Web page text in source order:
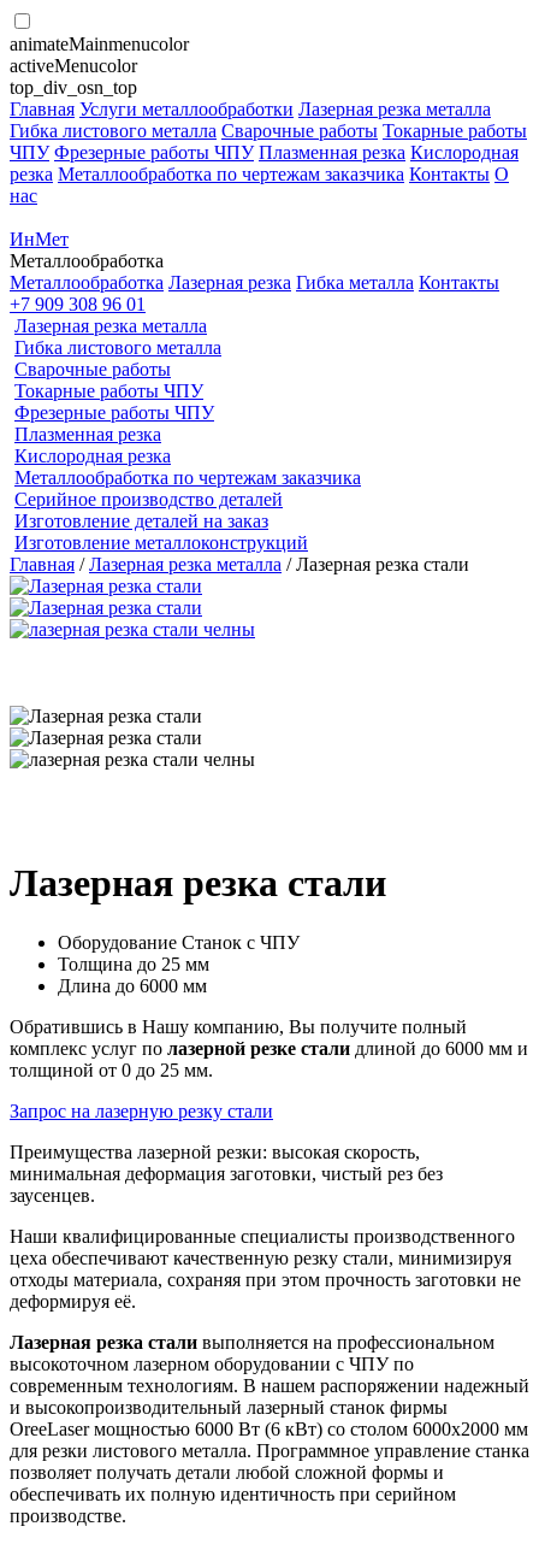
animateMainmenucolor
activeMenucolor
top_div_osn_top
Главная Услуги металлообработки Лазерная резка металла
Гибка листового металла Сварочные работы Токарные работы
ЧПУ Фрезерные работы ЧПУ Плазменная резка Кислородная
резка Металлообработка по чертежам заказчика Контакты О
нас
ИнМет
Металлообработка
Металлообработка Лазерная резка Гибка металла Контакты
+7 909 308 96 01
Лазерная резка металла
Гибка листового металла
Сварочные работы
Токарные работы ЧПУ
Фрезерные работы ЧПУ
Плазменная резка
Кислородная резка
Металлообработка по чертежам заказчика
Серийное производство деталей
Изготовление деталей на заказ
Изготовление металлоконструкций
Главная /Лазерная резка металла / Лазерная резка стали
Лазерная резка стали
Оборудование Станок с ЧПУ
Толщина до 25 мм
Длина до 6000 мм
Обратившись в Нашу компанию, Вы получите полный
комплекс услуг по лазерной резке стали длиной до 6000 мм и
толщиной от 0 до 25 мм.
Запрос на лазерную резку стали
Преимущества лазерной резки: высокая скорость,
минимальная деформация заготовки, чистый рез без
заусенцев.
Наши квалифицированные специалисты производственного
цеха обеспечивают качественную резку стали, минимизируя
отходы материала, сохраняя при этом прочность заготовки не
деформируя её.
Лазерная резка стали выполняется на профессиональном
высокоточном лазерном оборудовании с ЧПУ по
современным технологиям. В нашем распоряжении надежный
и высокопроизводительный лазерный станок фирмы
OreeLaser мощностью 6000 Вт (6 кВт) со столом 6000х2000 мм
для резки листового металла. Программное управление станка
позволяет получать детали любой сложной формы и
обеспечивать их полную идентичность при серийном
производстве.